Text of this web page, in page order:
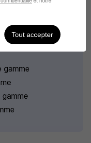
gamme
Tout accepter